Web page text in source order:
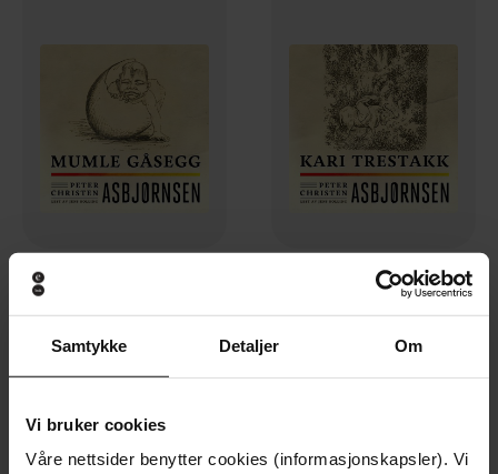
Samtykke Detaljer Om
Vi bruker cookies
Våre nettsider benytter cookies (informasjonskapsler). Vi
79,-
Kari Trestakk
Premium